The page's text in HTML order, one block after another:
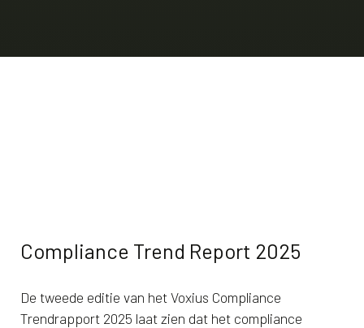
Compliance Trend Report 2025
De tweede editie van het Voxius Compliance
Trendrapport 2025 laat zien dat het compliance